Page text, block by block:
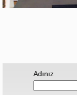
Adınız